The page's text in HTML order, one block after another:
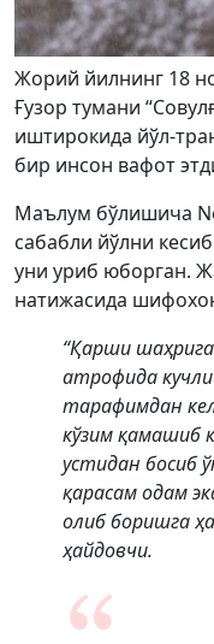
Жорий йилнинг 18
Ғузор тумани
иштирокида йўл-
бир инсон вафот
Маълум бўлишича
сабабли йўлни
уни уриб юборган.
натижасида
“Қарши
атрофида
тарафимдан
кўзим қамашиб
устидан босиб
қарасам одам
олиб боришга
ҳайдовчи.